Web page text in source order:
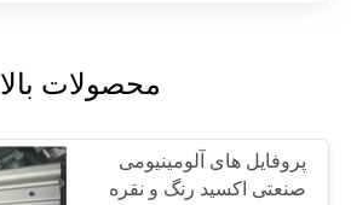
محصولات بالا
پروفایل های آلومینیومی
صنعتی اکسید رنگ و نقره